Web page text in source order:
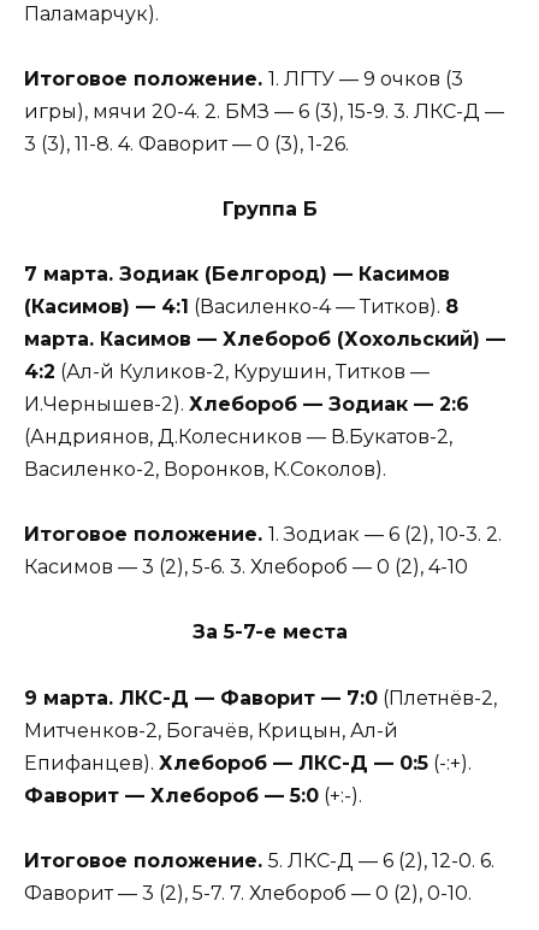
Паламарчук).
Итоговое положение. 1. ЛГТУ — 9 очков (3
игры), мячи 20-4. 2. БМЗ — 6 (3), 15-9. 3. ЛКС-Д —
3 (3), 11-8. 4. Фаворит — 0 (3), 1-26.
Группа Б
7 марта. Зодиак (Белгород) — Касимов
(Касимов) — 4:1 (Василенко-4 — Титков). 8
марта. Касимов — Хлебороб (Хохольский) —
4:2 (Ал-й Куликов-2, Курушин, Титков —
И.Чернышев-2). Хлебороб — Зодиак — 2:6
(Андриянов, Д.Колесников — В.Букатов-2,
Василенко-2, Воронков, К.Соколов).
Итоговое положение. 1. Зодиак — 6 (2), 10-3. 2.
Касимов — 3 (2), 5-6. 3. Хлебороб — 0 (2), 4-10
За 5-7-е места
9 марта. ЛКС-Д — Фаворит — 7:0 (Плетнёв-2,
Митченков-2, Богачёв, Крицын, Ал-й
Епифанцев). Хлебороб — ЛКС-Д — 0:5 (-:+).
Фаворит — Хлебороб — 5:0 (+:-).
Итоговое положение. 5. ЛКС-Д — 6 (2), 12-0. 6.
Фаворит — 3 (2), 5-7. 7. Хлебороб — 0 (2), 0-10.